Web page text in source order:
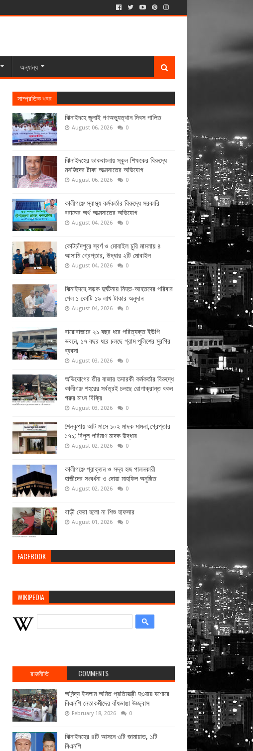
অন্যান্য
সাম্প্রতিক খবর
ঝিনাইদহে জুলাই গণঅভ্যুত্থান দিবস পালিত
August 06, 2026 0
ঝিনাইদহের ডাকবাংলায় স্কুল শিক্ষকের বিরুদ্ধে
মসজিদের টাকা আত্মসাতের অভিযোগ
August 06, 2026 0
কালীগঞ্জে স্বাস্থ্য কর্মকর্তার বিরুদ্ধে সরকারি
বরাদ্দের অর্থ আত্মসাতের অভিযোগ
August 04, 2026 0
কোটচাঁদপুরে স্বর্ণ ও মোবাইল চুরি মামলায় ৪
আসামি গ্রেপ্তার, উদ্ধার ২টি মোবাইল
August 04, 2026 0
ঝিনাইদহে সড়ক দুর্ঘটনায় নিহত-আহতদের পরিবার
পেল ১ কোটি ১৯ লাখ টাকার অনুদান
August 04, 2026 0
বারোবাজারে ২১ বছর ধরে পরিত্যক্ত ইউপি
ভবনে, ১৭ বছর ধরে চলছে গ্রাম পুলিশের মুরগির
ব্যবসা
August 03, 2026 0
অভিযোগের তীর বাজার তদারকী কর্মকর্তার বিরুদ্ধে
কালীগঞ্জ শহরের সর্বত্রই চলছে রোগাক্রান্ত বকন
গরুর মাংস বিক্রি
August 03, 2026 0
শৈলকুপায় আট মাসে ১০২ মাদক মামলা,গ্রেপ্তার
১৭১; বিপুল পরিমাণ মাদক উদ্ধার
August 02, 2026 0
কালীগঞ্জে প্রাক্তন ও সদ্য হজ পালনকারী
হাজীদের সংবর্ধনা ও দোয়া মাহফিল অনুষ্ঠিত
August 02, 2026 0
বাড়ী ফেরা হলো না শিশু হাফসার
August 01, 2026 0
FACEBOOK
WIKIPEDIA
রাজনীতি COMMENTS
অনিন্দ্য ইসলাম অমিত প্রতিমন্ত্রী হওয়ায় যশোরে
বিএনপি নেতাকর্মীদের বাঁধভাঙা উচ্ছ্বাস
February 18, 2026 0
ঝিনাইদহের ৪টি আসনে ৩টি জামায়াত, ১টি
বিএনপি